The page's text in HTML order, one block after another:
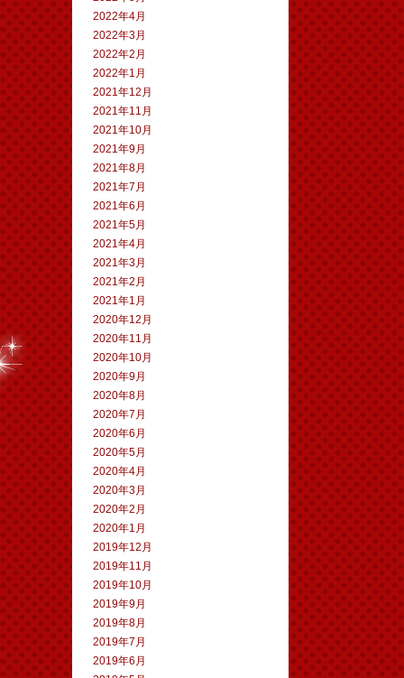
2022年4月
2022年3月
2022年2月
2022年1月
2021年12月
2021年11月
2021年10月
2021年9月
2021年8月
2021年7月
2021年6月
2021年5月
2021年4月
2021年3月
2021年2月
2021年1月
2020年12月
2020年11月
2020年10月
2020年9月
2020年8月
2020年7月
2020年6月
2020年5月
2020年4月
2020年3月
2020年2月
2020年1月
2019年12月
2019年11月
2019年10月
2019年9月
2019年8月
2019年7月
2019年6月